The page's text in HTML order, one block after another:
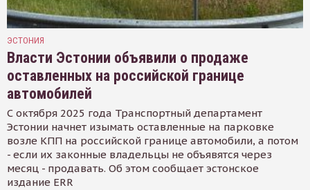
ЭСТОНИЯ
Власти Эстонии объявили о продаже
оставленных на российской границе
автомобилей
С октября 2025 года Транспортный департамент
Эстонии начнет изымать оставленные на парковке
возле КПП на российской границе автомобили, а потом
- если их законные владельцы не объявятся через
месяц - продавать. Об этом сообщает эстонское
издание ERR